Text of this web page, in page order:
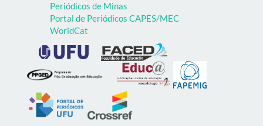
Periódicos de Minas
Portal de Periódicos CAPES/MEC
WorldCat